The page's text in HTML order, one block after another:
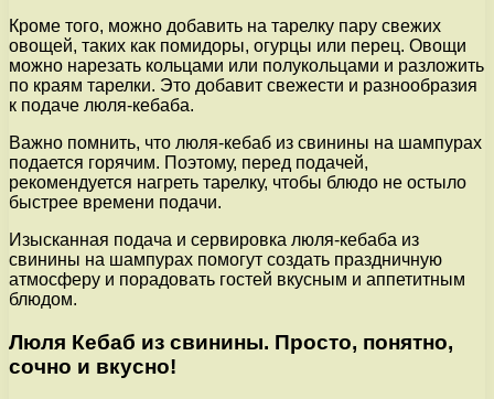
Кроме того, можно добавить на тарелку пару свежих
овощей, таких как помидоры, огурцы или перец. Овощи
можно нарезать кольцами или полукольцами и разложить
по краям тарелки. Это добавит свежести и разнообразия
к подаче люля-кебаба.
Важно помнить, что люля-кебаб из свинины на шампурах
подается горячим. Поэтому, перед подачей,
рекомендуется нагреть тарелку, чтобы блюдо не остыло
быстрее времени подачи.
Изысканная подача и сервировка люля-кебаба из
свинины на шампурах помогут создать праздничную
атмосферу и порадовать гостей вкусным и аппетитным
блюдом.
Люля Кебаб из свинины. Просто, понятно,
сочно и вкусно!